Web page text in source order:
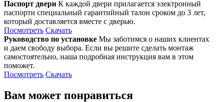
Паспорт двери К каждой двери прилагается электронный
паспорти специальный гарантийный талон сроком до 3 лет,
который доставляется вместе с дверью.
Посмотреть Скачать
Руководство по установке Мы заботимся о наших клиентах
и даем свободу выбора. Если вы решите сделать монтаж
самостоятельно, наша подробная инструкция вам в этом
поможет.
Посмотреть Скачать
Вам может понравиться